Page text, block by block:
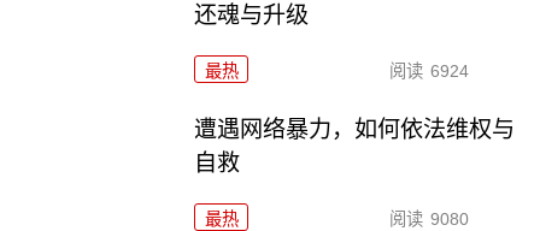
还魂与升级
最热 阅读 6924
遭遇网络暴力，如何依法维权与
自救
最热 阅读 9080